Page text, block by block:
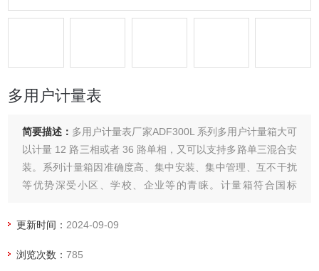
多用户计量表
简要描述： 多用户计量表厂家ADF300L 系列多用户计量箱大可
以计量 12 路三相或者 36 路单相，又可以支持多路单三混合安
装。系列计量箱因准确度高、集中安装、集中管理、互不干扰
等优势深受小区、学校、企业等的青睐。计量箱符合国标
更新时间： 2024-09-09
浏览次数：785